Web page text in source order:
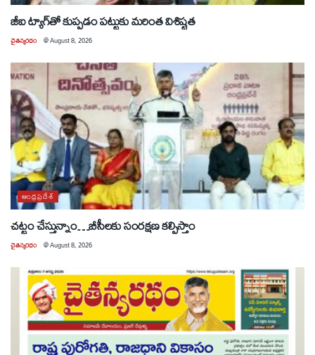
జీఐ ట్యాగ్‌తో కుప్పడం పట్టుకు మరింత విశిష్టత
చైతన్యరధం @August 8, 2026
ఆంధ్రప్రదేశ్
చట్టం చేస్తున్నాం…బీసీలకు సంరక్షణ కల్పిస్తాం
చైతన్యరధం @August 8, 2026